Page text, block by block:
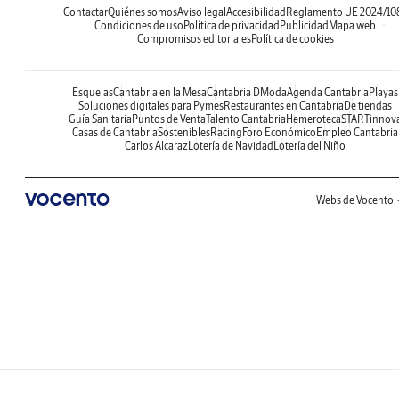
ContactarQuiénes somosAviso legalAccesibilidadReglamento UE 2024/
Condiciones de usoPolítica de privacidadPublicidadMapa web
Compromisos editorialesPolítica de cookies
EsquelasCantabria en la MesaCantabria DModaAgenda CantabriaPlayas
Soluciones digitales para PymesRestaurantes en CantabriaDe tiendas
Guía SanitariaPuntos de VentaTalento CantabriaHemeroteca
Casas de CantabriaSosteniblesRacingForo EconómicoEmpleo Cantabria
Carlos AlcarazLotería de NavidadLotería del Niño
Webs de Vocento